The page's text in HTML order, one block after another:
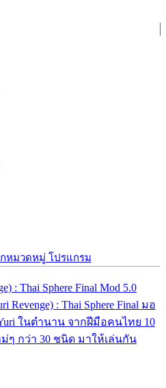
หมวดหมู่ โปรแกรม
: Thai Sphere Final Mod 5.0
Revenge) : Thai Sphere Final มอ
ในตำนาน จากฝีมือคนไทย 10
ๆ กว่า 30 ชนิด มาให้เล่นกัน